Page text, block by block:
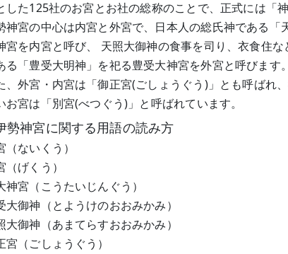
した125社のお宮とお社の総称のことで、正式には「神
神宮の中心は内宮と外宮で、日本人の総氏神である「
宮を内宮と呼び、 天照大御神の食事を司り、衣食住
る「豊受大明神」を祀る豊受大神宮を外宮と呼びます。
、外宮・内宮は「御正宮(ごしょうぐう)」とも呼ばれ
お宮は「別宮(べつぐう)」と呼ばれています。
勢神宮に関する用語の読み方
（ないくう）
（げくう）
神宮（こうたいじんぐう）
大御神（とようけのおおみかみ）
大御神（あまてらすおおみかみ）
宮（ごしょうぐう）